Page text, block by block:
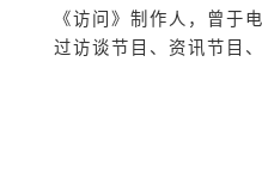
《访问》制作人，曾于
过访谈节目、资讯节目